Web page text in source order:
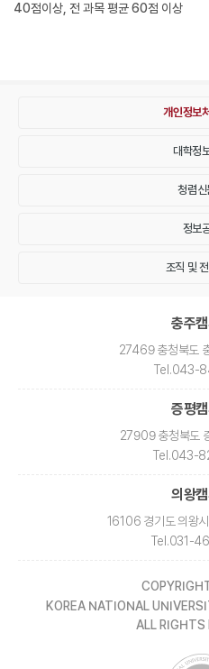
40점이상, 전 과목 평균 60점 이상
개인정보
대학정
청렴신
정보
조직 및
충주
27469 충청북도
Tel .043-
증평
27909 충청북도
Tel .043-
의왕
16106 경기도 의왕
Tel .031-
KOREA NATIONAL
ALL RIGHTS